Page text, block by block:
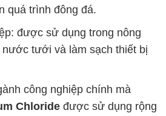
quá trình đông đá.
được sử dụng trong nông
nước tưới và làm sạch thiết bị
công nghiệp chính mà
Chloride được sử dụng rộng